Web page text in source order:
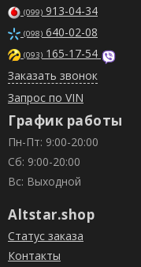
(099) 913-04-34
(098) 640-02-08
(093) 165-17-54
Заказать звонок
Запрос по VIN
График работы
Пн-Пт: 9:00-20:00
Сб: 9:00-20:00
Вс: Выходной
Altstar.shop
Статус заказа
Контакты